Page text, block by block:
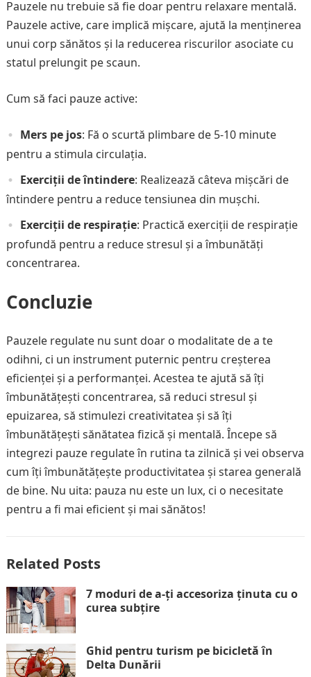
Pauzele nu trebuie să fie doar pentru relaxare mentală.
Pauzele active, care implică mișcare, ajută la menținerea
unui corp sănătos și la reducerea riscurilor asociate cu
statul prelungit pe scaun.
Cum să faci pauze active:
Mers pe jos: Fă o scurtă plimbare de 5-10 minute
pentru a stimula circulația.
Exerciții de întindere: Realizează câteva mișcări de
întindere pentru a reduce tensiunea din mușchi.
Exerciții de respirație: Practică exerciții de respirație
profundă pentru a reduce stresul și a îmbunătăți
concentrarea.
Concluzie
Pauzele regulate nu sunt doar o modalitate de a te
odihni, ci un instrument puternic pentru creșterea
eficienței și a performanței. Acestea te ajută să îți
îmbunătățești concentrarea, să reduci stresul și
epuizarea, să stimulezi creativitatea și să îți
îmbunătățești sănătatea fizică și mentală. Începe să
integrezi pauze regulate în rutina ta zilnică și vei observa
cum îți îmbunătățește productivitatea și starea generală
de bine. Nu uita: pauza nu este un lux, ci o necesitate
pentru a fi mai eficient și mai sănătos!
Related Posts
7 moduri de a-ți accesoriza ținuta cu o
curea subțire
Ghid pentru turism pe bicicletă în
Delta Dunării